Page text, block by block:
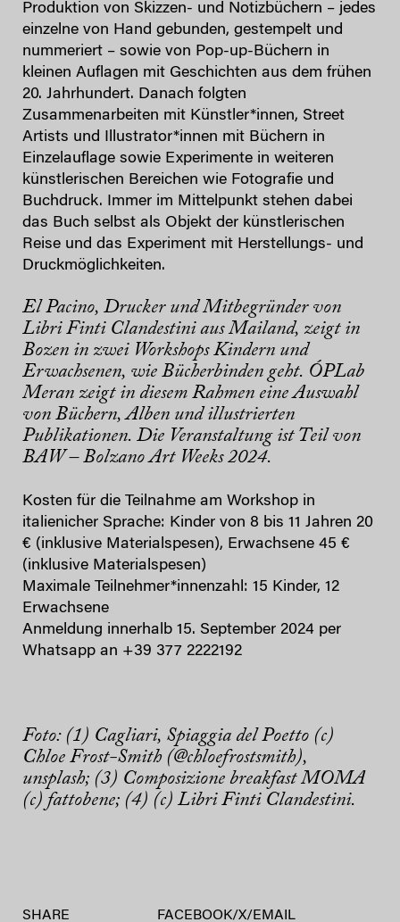
Produktion von Skizzen- und Notizbüchern – jedes
einzelne von Hand gebunden, gestempelt und
nummeriert – sowie von Pop-up-Büchern in
kleinen Auflagen mit Geschichten aus dem frühen
20. Jahrhundert. Danach folgten
Zusammenarbeiten mit Künstler*innen, Street
Artists und Illustrator*innen mit Büchern in
Einzelauflage sowie Experimente in weiteren
künstlerischen Bereichen wie Fotografie und
Buchdruck. Immer im Mittelpunkt stehen dabei
das Buch selbst als Objekt der künstlerischen
Reise und das Experiment mit Herstellungs- und
Druckmöglichkeiten.
El Pacino, Drucker und Mitbegründer von
Libri Finti Clandestini aus Mailand, zeigt in
Bozen in zwei Workshops Kindern und
Erwachsenen, wie Bücherbinden geht. ÓPLab
Meran zeigt in diesem Rahmen eine Auswahl
von Büchern, Alben und illustrierten
Publikationen. Die Veranstaltung ist Teil von
BAW – Bolzano Art Weeks 2024.
Kosten für die Teilnahme am Workshop in
italienicher Sprache: Kinder von 8 bis 11 Jahren 20
€ (inklusive Materialspesen), Erwachsene 45 €
(inklusive Materialspesen)
Maximale Teilnehmer*innenzahl: 15 Kinder, 12
Erwachsene
Anmeldung innerhalb 15. September 2024 per
Whatsapp an +39 377 2222192
Foto: (1) Cagliari, Spiaggia del Poetto (c)
Chloe Frost-Smith (@chloefrostsmith),
unsplash; (3) Composizione breakfast MOMA
(c) fattobene; (4) (c) Libri Finti Clandestini.
SHARE FACEBOOK/X/EMAIL